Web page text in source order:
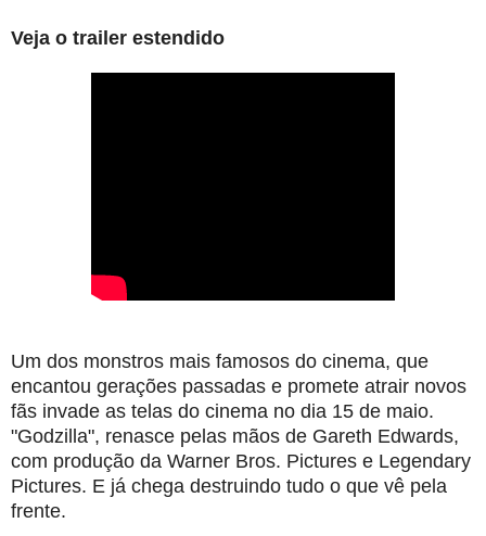
Veja o trailer estendido
Um dos monstros mais famosos do cinema, que
encantou gerações passadas e promete atrair novos
fãs invade as telas do cinema no dia 15 de maio.
"Godzilla", renasce pelas mãos de Gareth Edwards,
com produção da Warner Bros. Pictures e Legendary
Pictures. E já chega destruindo tudo o que vê pela
frente.